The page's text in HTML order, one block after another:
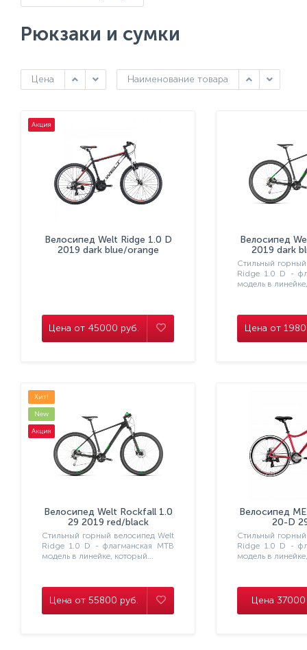
Рюкзаки и сумки
Цена Наименование товара
Акция
Велосипед Welt Ridge 1.0 D
2019 dark blue/orange
Цена от 45000 руб.
Велосипед
2019 dark
Стильный
Ridge 1.0 D -
модель в
Цена от
Хит!
New
Акция
Велосипед Welt Rockfall 1.0
29 2019 red/black
Стильный горный велосипед Welt
Ridge 1.0 D - флагманская МТВ
модель в линейке, который...
Цена от 55800 руб.
Велосипед
20-D
Стильный
Ridge 1.0 D -
модель в
Цена 37000